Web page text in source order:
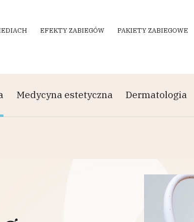
EFEKTY ZABIEGÓW PAKIETY ZABIEGOWE
Medycyna estetyczna Dermatologia